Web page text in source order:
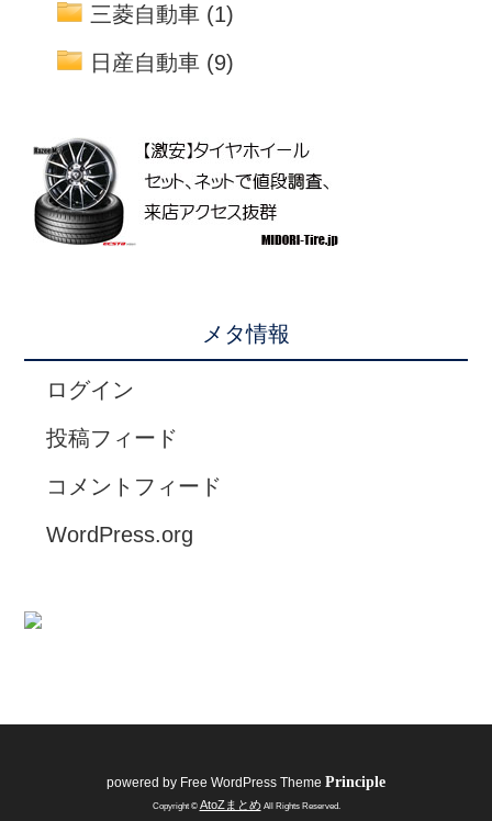
三菱自動車 (1)
日産自動車 (9)
メタ情報
ログイン
投稿フィード
コメントフィード
WordPress.org
powered by Free WordPress Theme Principle
Copyright © AtoZまとめAll Rights Reserved.